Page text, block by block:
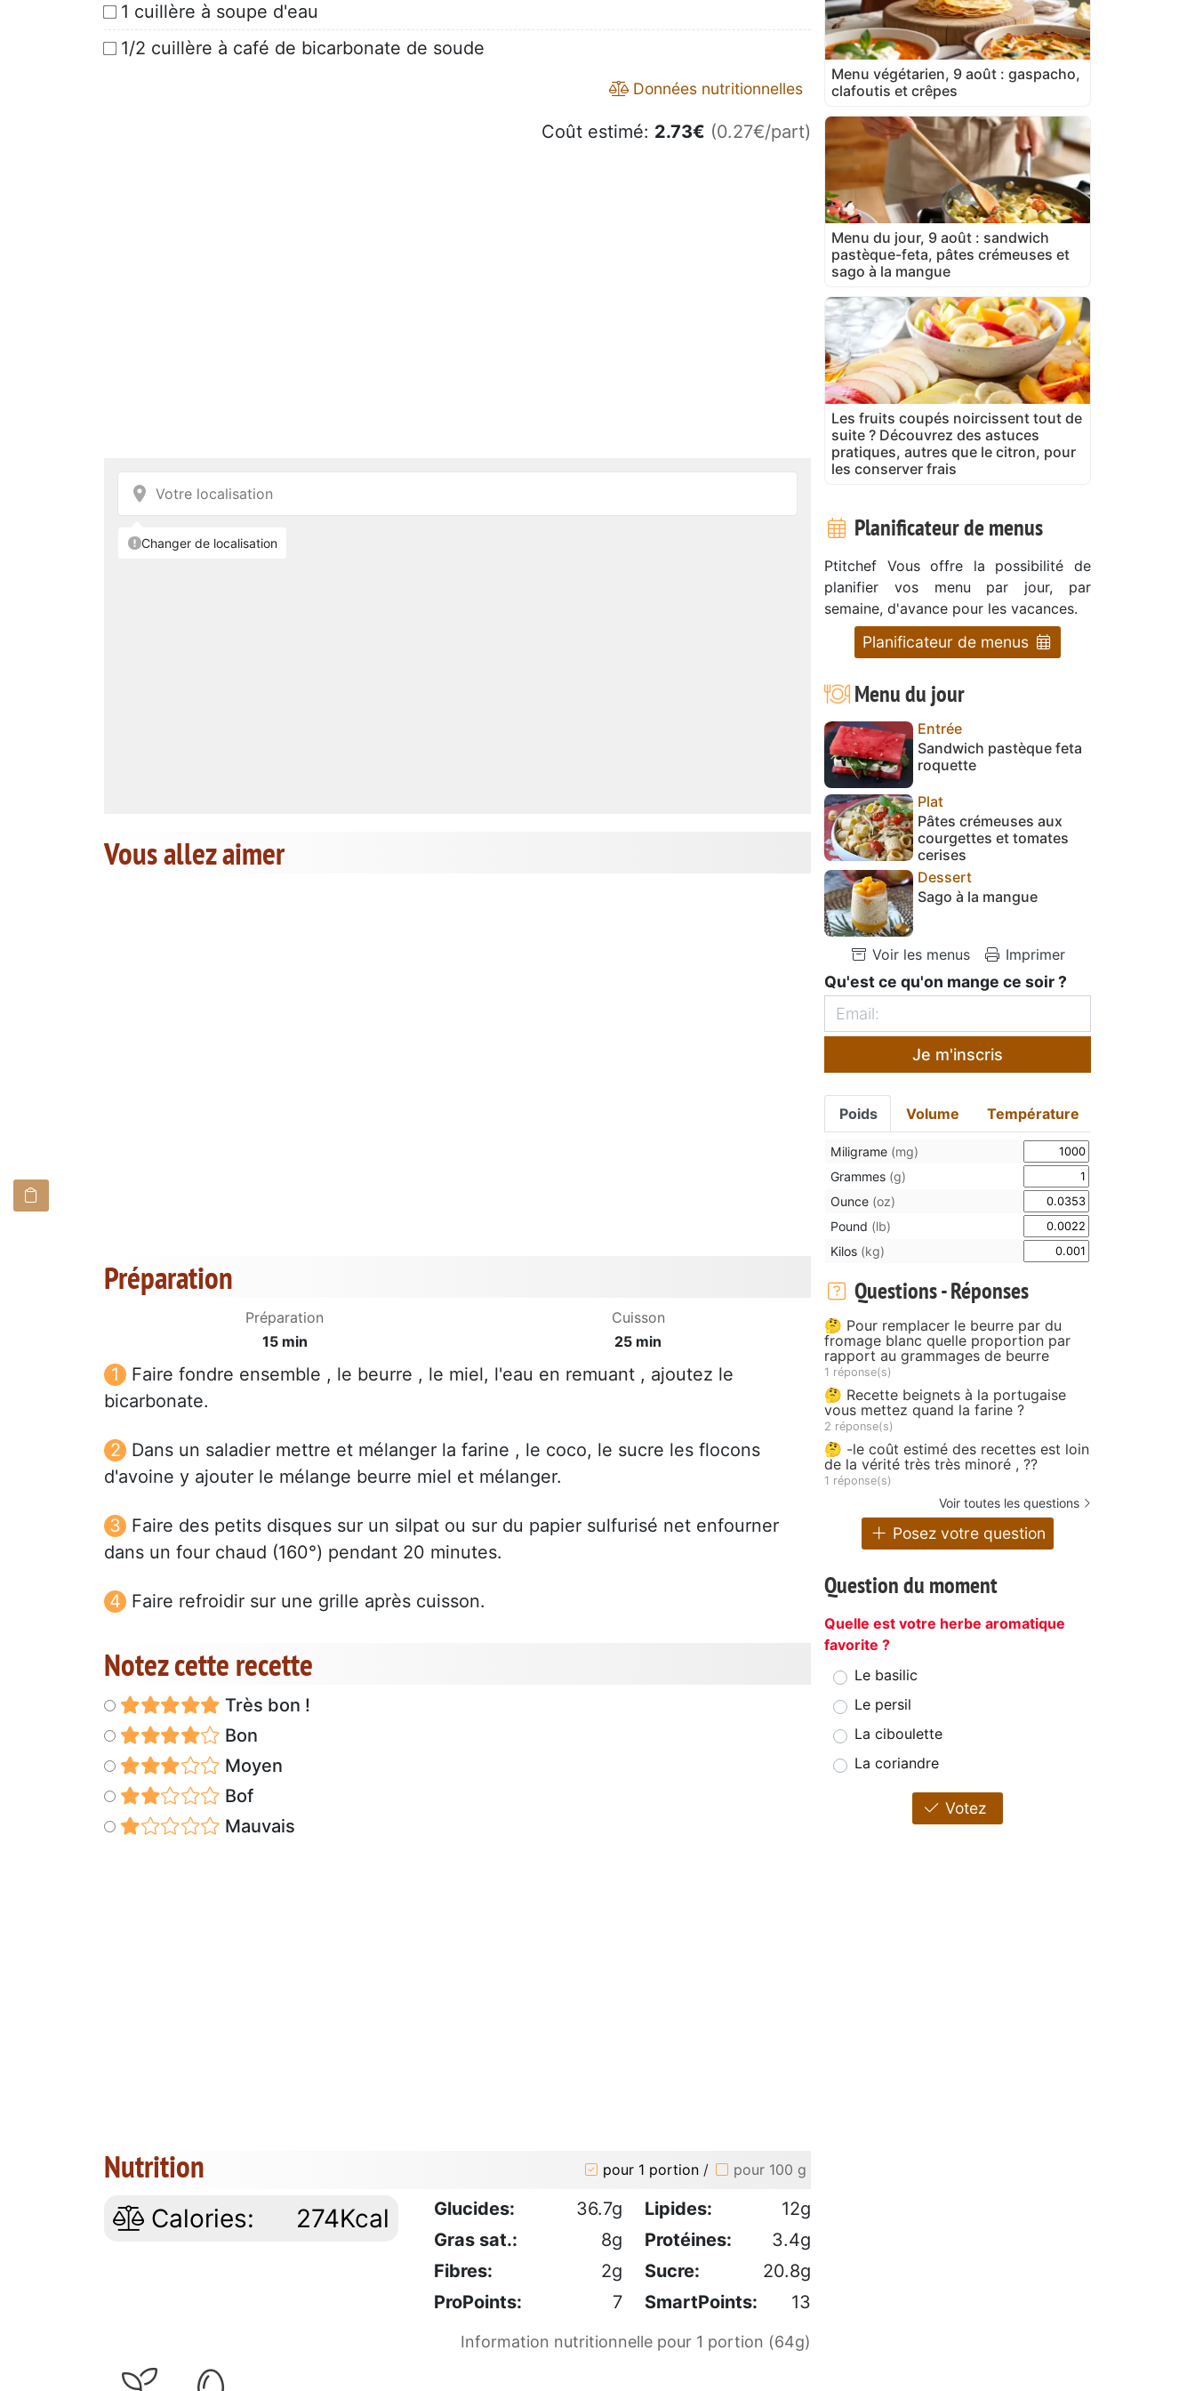
1 cuillère à soupe d'eau
1/2 cuillère à café de bicarbonate de soude
Données nutritionnelles
Coût estimé: 2.73€ (0.27€/part)
Vous allez aimer
Préparation
Préparation
15 min
Cuisson
25 min
Faire fondre ensemble , le beurre , le miel, l'eau en remuant , ajoutez le
bicarbonate.
Dans un saladier mettre et mélanger la farine , le coco, le sucre les flocons
d'avoine y ajouter le mélange beurre miel et mélanger.
Faire des petits disques sur un silpat ou sur du papier sulfurisé net enfourner
dans un four chaud (160°) pendant 20 minutes.
Faire refroidir sur une grille après cuisson.
Notez cette recette
Très bon !
Bon
Moyen
Bof
Mauvais
Nutrition pour 1 portion / pour 100 g
Calories: 274Kcal Glucides: 36.7g Lipides:
12g
Gras sat.:
8g Protéines:
3.4g
Fibres:
2g Sucre:
20.8g
ProPoints:
7 SmartPoints: 13
Information nutritionnelle pour 1 portion (64g)
Menu végétarien, 9 août : gaspacho,
clafoutis et crêpes
Menu du jour, 9 août : sandwich
pastèque-feta, pâtes crémeuses et
sago à la mangue
Les fruits coupés noircissent tout de
suite ? Découvrez des astuces
pratiques, autres que le citron, pour
les conserver frais
Planificateur de menus
Ptitchef Vous offre la possibilité de
planifier vos menu par jour, par
semaine, d'avance pour les vacances.
Planificateur de menus
Menu du jour
Entrée
Sandwich pastèque feta
roquette
Plat
Pâtes crémeuses aux
courgettes et tomates
cerises
Dessert
Sago à la mangue
Voir les menus Imprimer
Qu'est ce qu'on mange ce soir ?
Je m'inscris
Poids Volume Température
Miligrame (mg)
Grammes (g)
Ounce (oz)
Pound (lb)
Kilos (kg)
Questions - Réponses
🤔 Pour remplacer le beurre par du
fromage blanc quelle proportion par
rapport au grammages de beurre
1 réponse(s)
🤔 Recette beignets à la portugaise
vous mettez quand la farine ?
2 réponse(s)
🤔 -le coût estimé des recettes est loin
de la vérité très très minoré , ??
1 réponse(s)
Voir toutes les questions
Posez votre question
Question du moment
Quelle est votre herbe aromatique
favorite ?
Le basilic
Le persil
La ciboulette
La coriandre
Votez